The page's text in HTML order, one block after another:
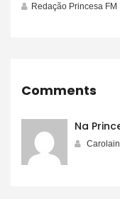
Redação Princesa FM
Comments
Na